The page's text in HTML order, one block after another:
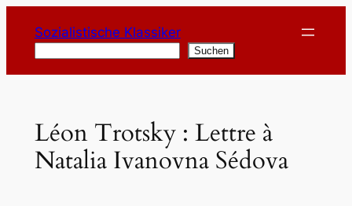
Inhalt
springen
Sozialistische Klassiker
Suchen
Léon Trotsky : Lettre à
Natalia Ivanovna Sédova